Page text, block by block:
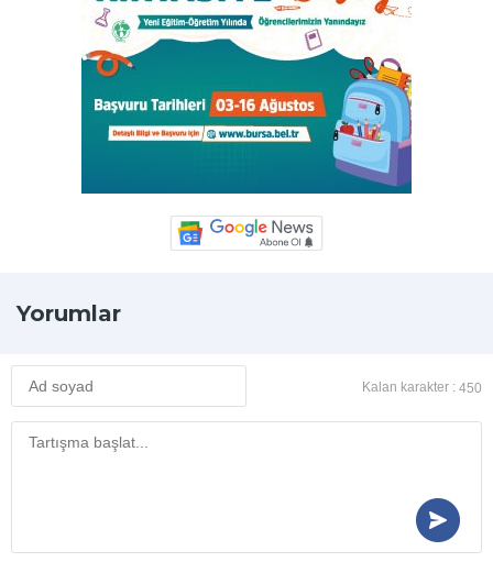
Yorumlar
Kalan karakter : 450